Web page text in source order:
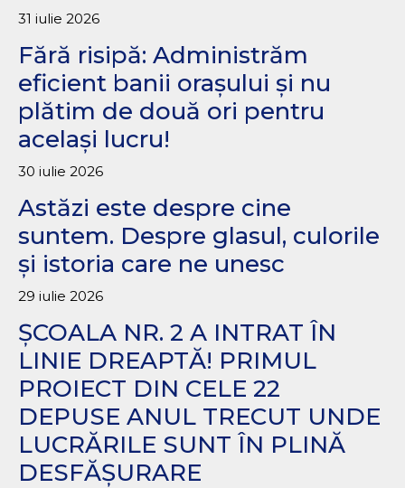
31 iulie 2026
Fără risipă: Administrăm
eficient banii orașului și nu
plătim de două ori pentru
același lucru!
30 iulie 2026
Astăzi este despre cine
suntem. Despre glasul, culorile
și istoria care ne unesc
29 iulie 2026
ȘCOALA NR. 2 A INTRAT ÎN
LINIE DREAPTĂ! PRIMUL
PROIECT DIN CELE 22
DEPUSE ANUL TRECUT UNDE
LUCRĂRILE SUNT ÎN PLINĂ
DESFĂȘURARE